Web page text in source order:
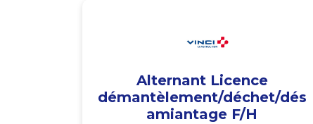
Alternant Licence
démantèlement/déchet/dés
amiantage F/H